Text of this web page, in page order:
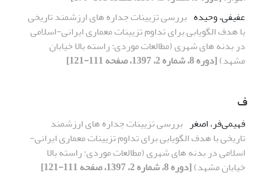
عفیفی، وحیده بررسی تزیینات جداره های ارزشمند تاریخی
با هدف الگویابی برای تداوم تزیینات معماری ایرانی-اسلامی
در بدنه های شهری (مطالعات موردی: راسته بالا خیابان
مشهد)[دوره 8، شماره 2، 1397، صفحه 111-121]
ف
فهیمی‌فر، اصغر بررسی تزیینات جداره های ارزشمند
تاریخی با هدف الگویابی برای تداوم تزیینات معماری ایرانی-
اسلامی در بدنه های شهری (مطالعات موردی: راسته بالا
خیابان مشهد)[دوره 8، شماره 2، 1397، صفحه 111-121]